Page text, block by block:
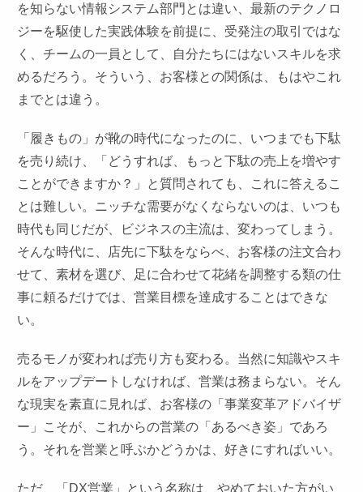
を知らない情報システム部門とは違い、最新のテクノロ
ジーを駆使した実践体験を前提に、受発注の取引ではな
く、チームの一員として、自分たちにはないスキルを求
めるだろう。そういう、お客様との関係は、もはやこれ
までとは違う。
「履きもの」が靴の時代になったのに、いつまでも下駄
を売り続け、「どうすれば、もっと下駄の売上を増やす
ことができますか？」と質問されても、これに答えるこ
とは難しい。ニッチな需要がなくならないのは、いつも
時代も同じだが、ビジネスの主流は、変わってしまう。
そんな時代に、店先に下駄をならべ、お客様の注文合わ
せて、素材を選び、足に合わせて花緒を調整する類の仕
事に頼るだけでは、営業目標を達成することはできな
い。
売るモノが変われば売り方も変わる。当然に知識やスキ
ルをアップデートしなければ、営業は務まらない。そん
な現実を素直に見れば、お客様の「事業変革アドバイザ
ー」こそが、これからの営業の「あるべき姿」であろ
う。それを営業と呼ぶかどうかは、好きにすればいい。
ただ、「DX営業」という名称は、やめておいた方がい